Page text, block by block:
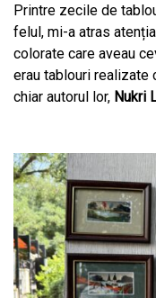
Printre zecile de
felul, mi-a atras
colorate care aveau
erau tablouri realizate
chiar autorul lor, Nukri